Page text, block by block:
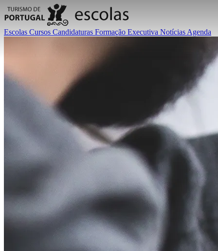
Escolas Cursos Candidaturas Formação Executiva Notícias Agenda